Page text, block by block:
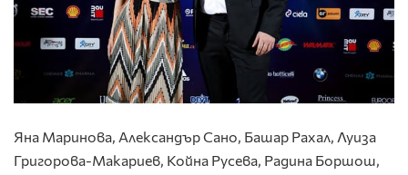
Яна Маринова, Александър Сано, Башар Рахал, Луиза
Григорова-Макариев, Койна Русева, Радина Боршош,